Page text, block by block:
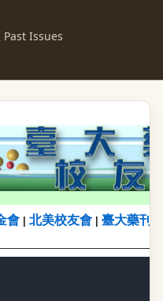
Past Issues
會 北美校友會 臺大藥刊